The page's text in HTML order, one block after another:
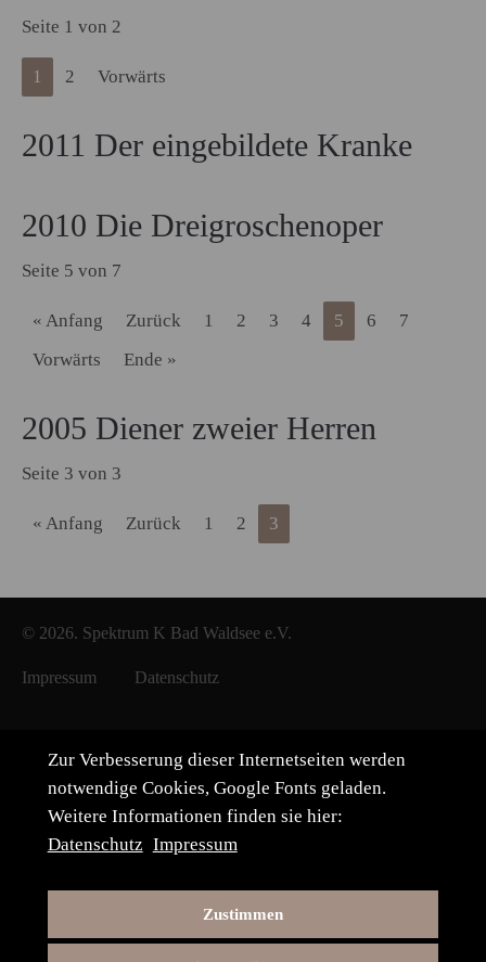
Seite 1 von 2
1 2 Vorwärts
2011 Der eingebildete Kranke
2010 Die Dreigroschenoper
Seite 5 von 7
« Anfang Zurück 1 2 3 4 5 6
7
Vorwärts
Ende »
2005 Diener zweier Herren
Seite 3 von 3
« Anfang Zurück 1 2 3
© 2026. Spektrum K Bad Waldsee e.V.
Impressum Datenschutz
Zur Verbesserung dieser Internetseiten werden
notwendige Cookies, Google Fonts geladen.
Weitere Informationen finden sie hier:
Datenschutz Impressum
Zustimmen